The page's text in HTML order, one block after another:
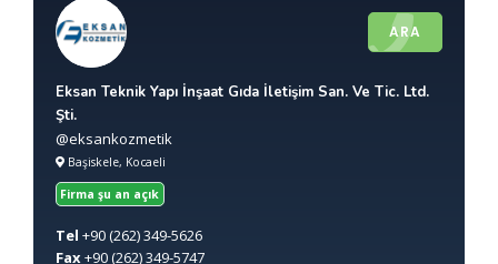
ARA
Eksan Teknik Yapı İnşaat Gıda İletişim San. Ve Tic. Ltd.
Şti.
@eksankozmetik
Başiskele, Kocaeli
Firma şu an açık
Tel +90(262) 349-5626
Fax+90(262) 349-5747